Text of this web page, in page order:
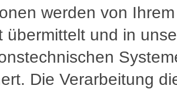
werden von
übermittelt und in
Die Verarbeitung